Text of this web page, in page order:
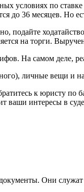
условиях по
до 36 месяцев. Но
подайте
на торги.
На самом деле,
личные вещи и
к юристу по
ваши интересы в
Они